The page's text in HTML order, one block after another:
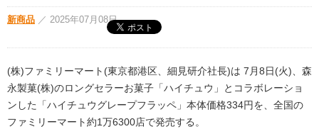
新商品 ／ 2025年07月08日
(株)ファミリーマート(東京都港区、細見研介社長)は 7月8日(火)、森
永製菓(株)のロングセラーお菓子「ハイチュウ」とコラボレーショ
ンした「ハイチュウグレープフラッペ」本体価格334円を、全国の
ファミリーマート約1万6300店で発売する。